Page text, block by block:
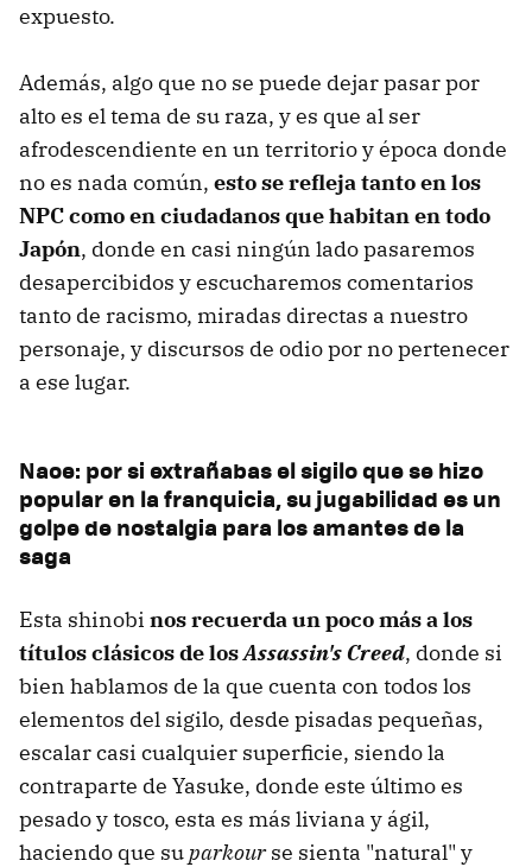
expuesto.
Además, algo que no se puede dejar pasar por
alto es el tema de su raza, y es que al ser
afrodescendiente en un territorio y época donde
no es nada común, esto se refleja tanto en los
NPC como en ciudadanos que habitan en todo
Japón, donde en casi ningún lado pasaremos
desapercibidos y escucharemos comentarios
tanto de racismo, miradas directas a nuestro
personaje, y discursos de odio por no pertenecer
a ese lugar.
Naoe: por si extrañabas el sigilo que se hizo
popular en la franquicia, su jugabilidad es un
golpe de nostalgia para los amantes de la
saga
Esta shinobi nos recuerda un poco más a los
títulos clásicos de losAssassin's Creed, donde si
bien hablamos de la que cuenta con todos los
elementos del sigilo, desde pisadas pequeñas,
escalar casi cualquier superficie, siendo la
contraparte de Yasuke, donde este último es
pesado y tosco, esta es más liviana y ágil,
haciendo que su parkourse sienta "natural" y